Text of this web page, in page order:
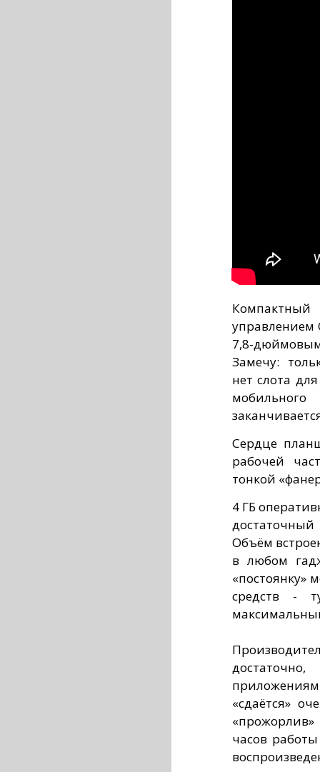
управлением
7,8-
Замечу:
нет слота
Сердце
рабочей
тонкой
4 ГБ
Объём
в любом
«постоянку»
средств -
«сдаётся»
часов